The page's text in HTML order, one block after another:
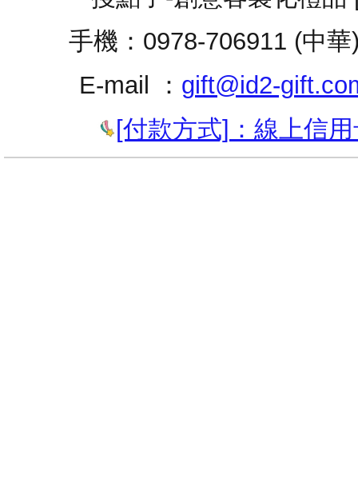
手機：0978-706911 (中
E-mail ： gift@id2-
[付款方式]：線上信